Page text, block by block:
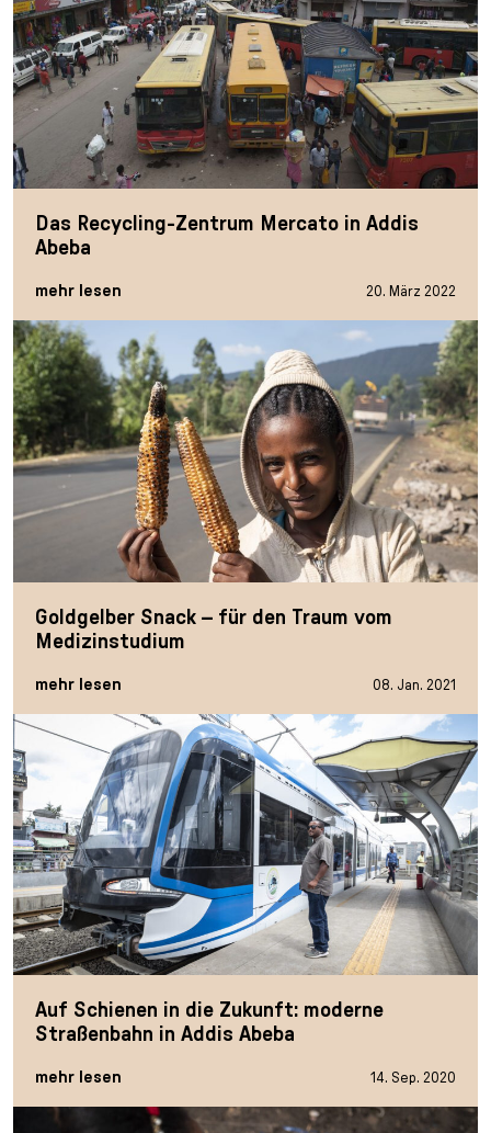
Das Recycling-Zentrum Mercato in Addis
Abeba
mehr lesen 20. März 2022
Goldgelber Snack – für den Traum vom
Medizinstudium
mehr lesen 08. Jan. 2021
Auf Schienen in die Zukunft: moderne
Straßenbahn in Addis Abeba
mehr lesen 14. Sep. 2020